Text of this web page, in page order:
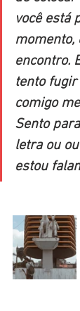
você está
momento,
encontro.
tento
comigo
Sento
letra ou
estou